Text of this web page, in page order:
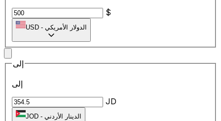
$
USD - الدولار الأمريكي
إلى
إلى
JD
JOD - الدينار الأردني